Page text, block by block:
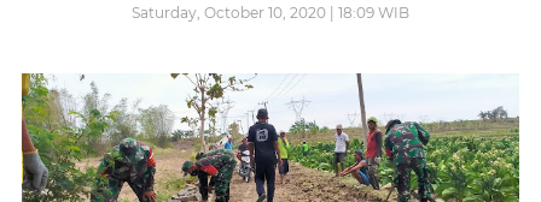
Saturday, October 10, 2020 | 18:09 WIB